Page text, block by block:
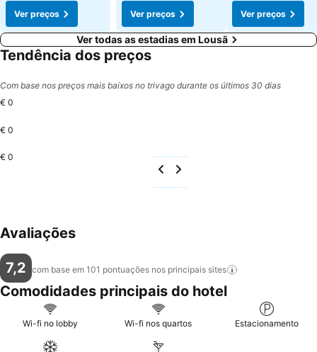
Ver preços
Ver preços
Ver preços
Ver todas as estadias em Lousã
Tendência dos preços
Com base nos preços mais baixos no trivago durante os últimos 30 dias
€ 0
€ 0
€ 0
Avaliações
7,2 com base em 101 pontuações nos principais sites
Comodidades principais do hotel
Wi-fi no lobby Wi-fi nos quartos Estacionamento